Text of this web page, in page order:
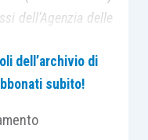
dell’Agenzia delle
Continua
dell’archivio di
subito!